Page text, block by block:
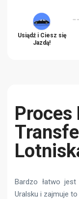
Usiądź i Ciesz się
Jazdą!
Proces
Bardzo łatwo
Uralsku i zajmuje